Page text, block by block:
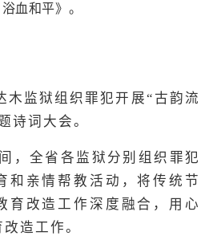
血和平》。
木监狱组织罪犯开展“古韵流
诗词大会。
，全省各监狱分别组织罪犯
和亲情帮教活动，将传统节
育改造工作深度融合，用心
造工作。